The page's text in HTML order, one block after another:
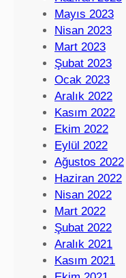
Mayıs 2023
Nisan 2023
Mart 2023
Şubat 2023
Ocak 2023
Aralık 2022
Kasım 2022
Ekim 2022
Eylül 2022
Ağustos 2022
Haziran 2022
Nisan 2022
Mart 2022
Şubat 2022
Aralık 2021
Kasım 2021